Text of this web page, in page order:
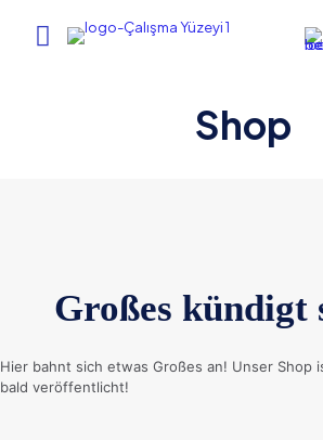
Shop
Großes kündigt
Hier bahnt sich etwas Großes an! Unser Shop
bald veröffentlicht!